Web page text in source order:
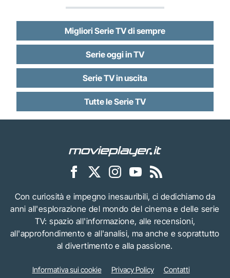
Migliori Serie TV di sempre
Serie oggi in TV
Serie TV in uscita
Tutte le Serie TV
Con curiosità e impegno inesauribili, ci dedichiamo da
anni all'esplorazione del mondo del cinema e delle serie
TV: spazio all'informazione, alle recensioni,
all'approfondimento e all'analisi, ma anche e soprattutto
al divertimento e alla passione.
Informativa sui cookie Privacy Policy Contatti